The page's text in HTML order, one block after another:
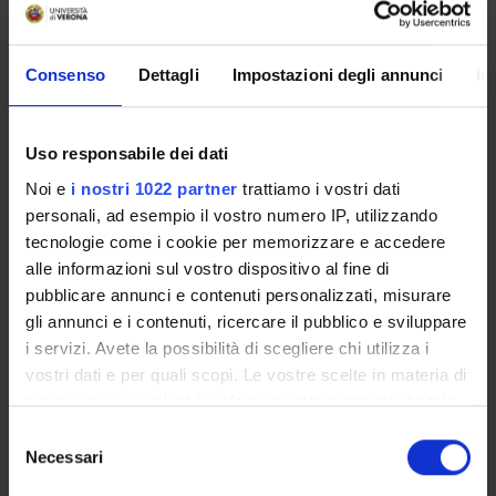
Consenso Dettagli Impostazioni degli annunci
Uso responsabile dei dati
Noi e i nostri 1022 partner trattiamo i vostri dati
personali, ad esempio il vostro numero IP, utilizzando
tecnologie come i cookie per memorizzare e accedere
alle informazioni sul vostro dispositivo al fine di
pubblicare annunci e contenuti personalizzati, misurare
gli annunci e i contenuti, ricercare il pubblico e sviluppare
i servizi. Avete la possibilità di scegliere chi utilizza i
vostri dati e per quali scopi. Le vostre scelte in materia di
privacy sono applicabili solo su questa proprietà digitale
modificare o revocare il proprio consenso in qualsiasi
momento dalla Dichiarazione sui cookie o facendo clic
delNecessari
Come iscriversi e Requisiti di ammissione
Piani didattici
Bacheca avvisi
Organi collegiali e di governo
Rete formativa
Servizio Studenti Internazionali
OFFERTA FORMATIVA